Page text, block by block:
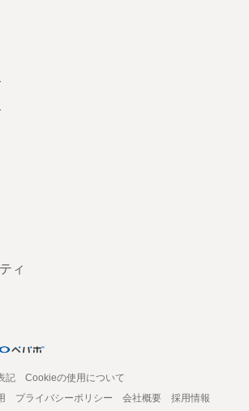
ィ
記
Cookieの使用について
プライバシーポリシー 会社概要
採用情報